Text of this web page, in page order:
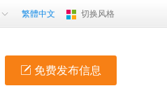
繁體中文 切换风格
免费发布信息